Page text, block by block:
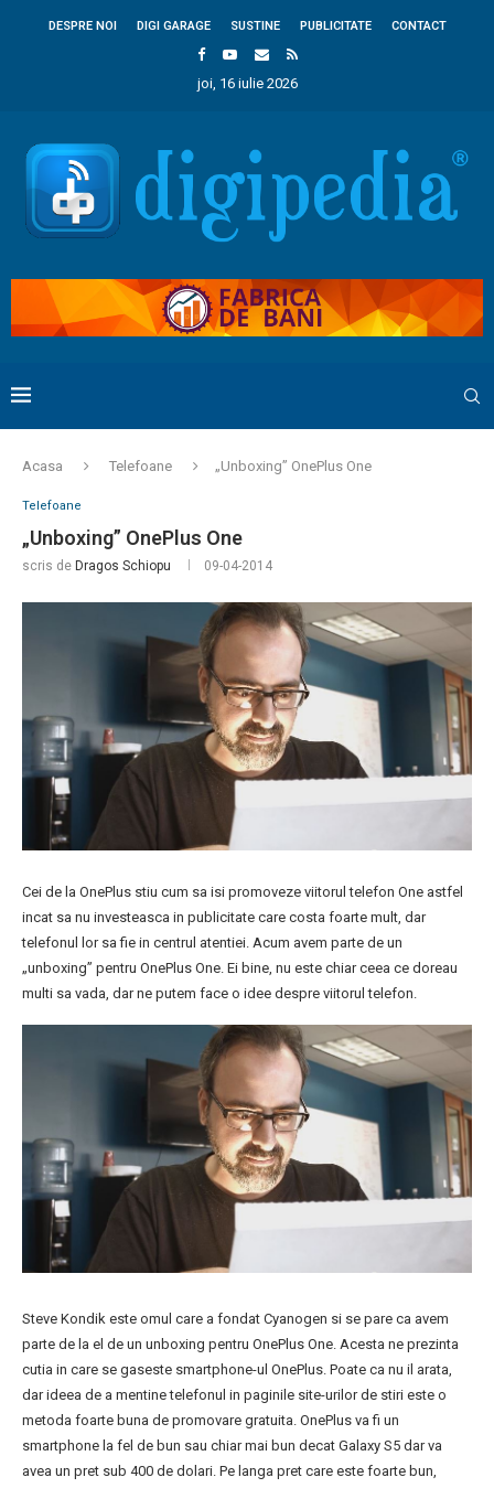
DESPRE NOI DIGI GARAGE SUSTINE PUBLICITATE CONTACT
joi, 16 iulie 2026
Acasa Telefoane „Unboxing” OnePlus One
Telefoane
„Unboxing” OnePlus One
scris de Dragos Schiopu 09-04-2014
Cei de la OnePlus stiu cum sa isi promoveze viitorul telefon One astfel
incat sa nu investeasca in publicitate care costa foarte mult, dar
telefonul lor sa fie in centrul atentiei. Acum avem parte de un
„unboxing” pentru OnePlus One. Ei bine, nu este chiar ceea ce doreau
multi sa vada, dar ne putem face o idee despre viitorul telefon.
Steve Kondik este omul care a fondat Cyanogen si se pare ca avem
parte de la el de un unboxing pentru OnePlus One. Acesta ne prezinta
cutia in care se gaseste smartphone-ul OnePlus. Poate ca nu il arata,
dar ideea de a mentine telefonul in paginile site-urilor de stiri este o
metoda foarte buna de promovare gratuita. OnePlus va fi un
smartphone la fel de bun sau chiar mai bun decat Galaxy S5 dar va
avea un pret sub 400 de dolari. Pe langa pret care este foarte bun,